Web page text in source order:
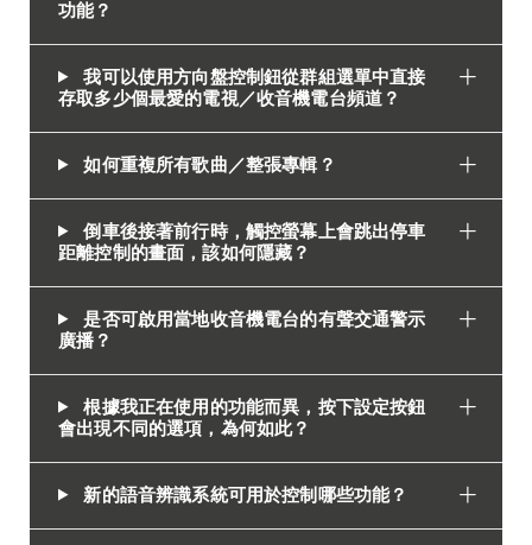
功能？
我可以使用方向盤控制鈕從群組選單中直接
存取多少個最愛的電視／收音機電台頻道？
如何重複所有歌曲／整張專輯？
倒車後接著前行時，觸控螢幕上會跳出停車
距離控制的畫面，該如何隱藏？
是否可啟用當地收音機電台的有聲交通警示
廣播？
根據我正在使用的功能而異，按下設定按鈕
會出現不同的選項，為何如此？
新的語音辨識系統可用於控制哪些功能？